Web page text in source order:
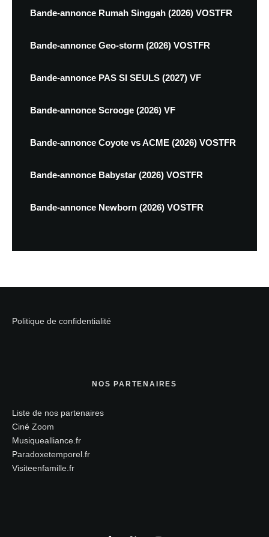
Bande-annonce Rumah Singgah (2026) VOSTFR
Bande-annonce Geo-storm (2026) VOSTFR
Bande-annonce PAS SI SEULS (2027) VF
Bande-annonce Scrooge (2026) VF
Bande-annonce Coyote vs ACME (2026) VOSTFR
Bande-annonce Babystar (2026) VOSTFR
Bande-annonce Newborn (2026) VOSTFR
Politique de confidentialité
NOS PARTENAIRES
Liste de nos partenaires
Ciné Zoom
Musiquealliance.fr
Paradoxetemporel.fr
Visiteenfamille.fr